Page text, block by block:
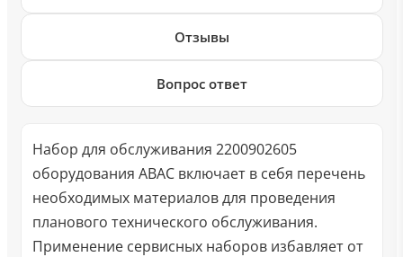
Отзывы
Вопрос ответ
Набор для обслуживания 2200902605
оборудования ABAC включает в себя перечень
необходимых материалов для проведения
планового технического обслуживания.
Применение сервисных наборов избавляет от